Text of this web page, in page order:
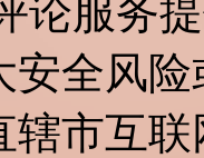
论服务
安全风
辖市互